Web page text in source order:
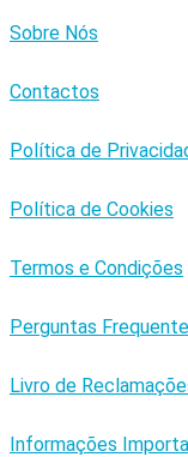
Sobre Nós
Contactos
Política de
Política de Cookies
Termos e Condições
Perguntas
Livro de
Informações